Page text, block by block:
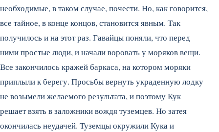
необходимые, в таком случае, почести. Но, как говорится,
все тайное, в конце концов, становится явным. Так
получилось и на этот раз. Гавайцы поняли, что перед
ними простые люди, и начали воровать у моряков вещи.
Все закончилось кражей баркаса, на котором моряки
приплыли к берегу. Просьбы вернуть украденную лодку
не возымели желаемого результата, и поэтому Кук
решает взять в заложники вождя туземцев. Но затея
окончилась неудачей. Туземцы окружили Кука и